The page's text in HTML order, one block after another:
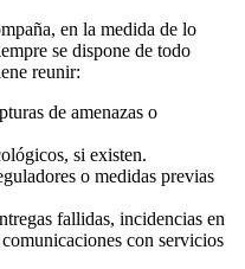
en la medida de lo
se dispone de todo
reunir:
de amenazas o
si existen.
o medidas previas
fallidas, incidencias en
con servicios